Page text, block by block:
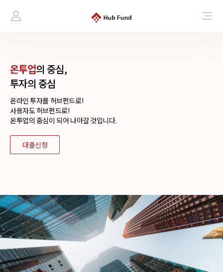
온투업의 중심,
투자의 중심
온라인 투자를 허브펀드로!
사용자도 허브펀드로!
온투업의 중심이 되어 나아갈 것입니다.
대출신청